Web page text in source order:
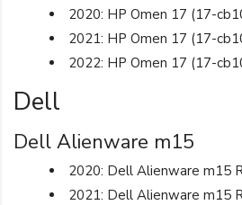
2020: HP Omen 17 (17-
2021: HP Omen 17 (17-
2022: HP Omen 17 (17-
Dell
Dell Alienware m15
2020: Dell Alienware m15
2021: Dell Alienware m15